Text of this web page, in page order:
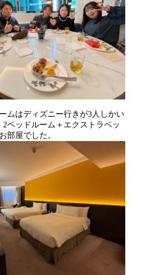
ムはディズニー行きが3人しかい
2ベッドルーム＋エクストラベッ
部屋でした。